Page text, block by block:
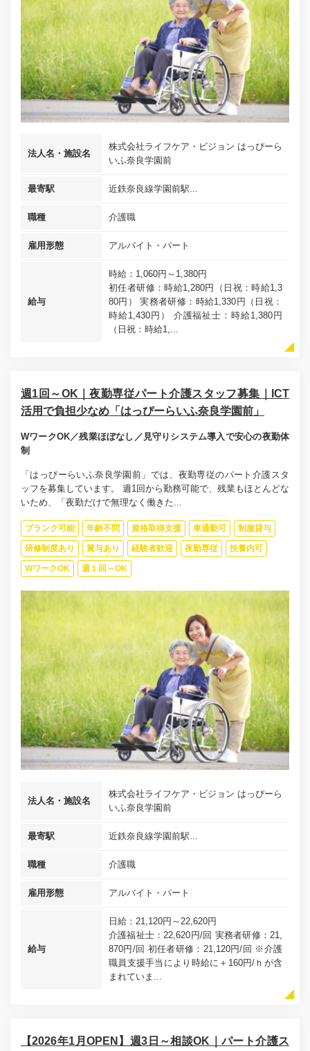
法人名・施設名
株式会社ライフケア・ビジョン はっぴーら
いふ奈良学園前
最寄駅 近鉄奈良線学園前駅...
職種 介護職
雇用形態 アルバイト・パート
給与
時給：1,060円～1,380円
初任者研修：時給1,280円（日祝：時給1,3
80円） 実務者研修：時給1,330円（日祝：
時給1,430円） 介護福祉士：時給1,380円
（日祝：時給1,...
週1回～OK｜夜勤専従パート介護スタッフ募集｜ICT
活用で負担少なめ「はっぴーらいふ奈良学園前」
WワークOK／残業ほぼなし／見守りシステム導入で安心の夜勤体
制
「はっぴーらいふ奈良学園前」では、夜勤専従のパート介護スタ
ッフを募集しています。 週1回から勤務可能で、残業もほとんどな
いため、「夜勤だけで無理なく働きた...
ブランク可能 年齢不問 資格取得支援 車通勤可 制服貸与
研修制度あり 賞与あり 経験者歓迎 夜勤専従 扶養内可
WワークOK 週１回～OK
法人名・施設名
株式会社ライフケア・ビジョン はっぴーら
いふ奈良学園前
最寄駅 近鉄奈良線学園前駅...
職種 介護職
雇用形態 アルバイト・パート
給与
日給：21,120円～22,620円
介護福祉士：22,620円/回 実務者研修：21,
870円/回 初任者研修：21,120円/回 ※介護
職員支援手当により時給に＋160円/ｈが含
まれていま...
【2026年1月OPEN】週3日～相談OK｜パート介護ス